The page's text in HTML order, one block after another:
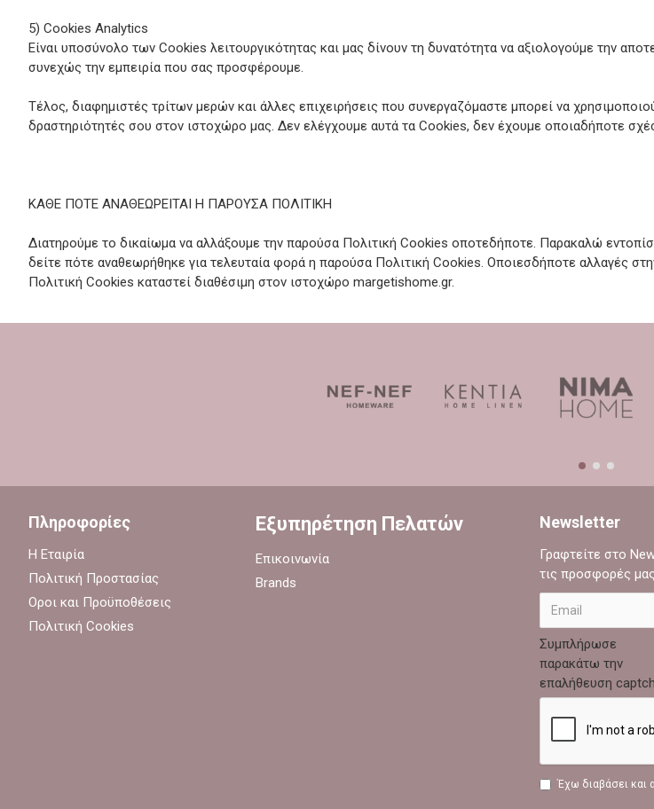
5) Cookies Analytics
Είναι υποσύνολο των Cookies λειτουργικότητας και μας δίνουν τη δυνατότητα να αξιολογούμε την
συνεχώς την εμπειρία που σας προσφέρουμε.
Τέλος, διαφημιστές τρίτων μερών και άλλες επιχειρήσεις που συνεργαζόμαστε μπορεί να
δραστηριότητές σου στον ιστοχώρο μας. Δεν ελέγχουμε αυτά τα Cookies, δεν έχουμε οποιαδήποτε
ΚΑΘΕ ΠΟΤΕ ΑΝΑΘΕΩΡΕΙΤΑΙ Η ΠΑΡΟΥΣΑ ΠΟΛΙΤΙΚΗ
Διατηρούμε το δικαίωμα να αλλάξουμε την παρούσα Πολιτική Cookies οποτεδήποτε. Παρακαλώ
δείτε πότε αναθεωρήθηκε για τελευταία φορά η παρούσα Πολιτική Cookies. Οποιεσδήποτε αλλαγές
Πολιτική Cookies καταστεί διαθέσιμη στον ιστοχώρο margetishome.gr.
Πληροφορίες
Η Εταιρία
Πολιτική Προστασίας
Οροι και Προϋποθέσεις
Πολιτική Cookies
Εξυπηρέτηση Πελατών
Επικοινωνία
Brands
Newsletter
Γραφτείτε στο
τις προσφορές
Συμπλήρωσε
παρακάτω την
επαλήθευση
Έχω διαβάσει και